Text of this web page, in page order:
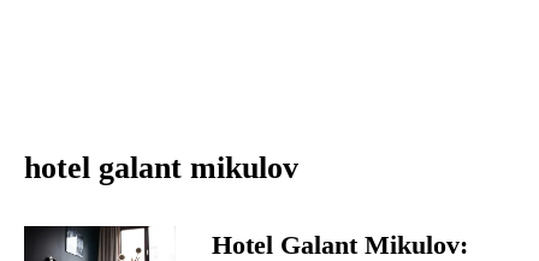
hotel galant mikulov
Hotel Galant Mikulov: